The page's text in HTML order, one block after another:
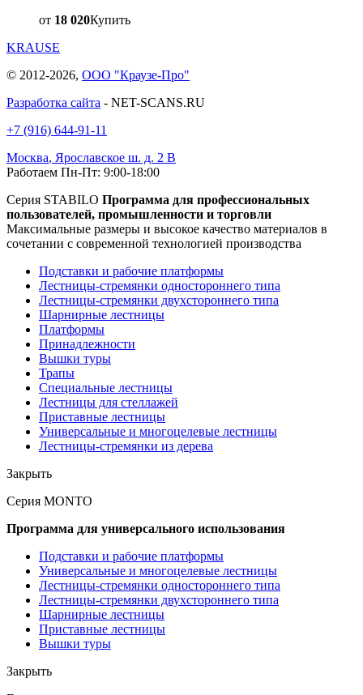
от 18 020Купить
KRAUSE
© 2012-2026, ООО "Краузе-Про"
Разработка сайта - NET-SCANS.RU
+7 (916) 644-91-11
Москва, Ярославское ш. д. 2 В
Работаем Пн-Пт: 9:00-18:00
Серия STABILO Программа для профессиональных
пользователей, промышленности и торговли
Максимальные размеры и высокое качество материалов в
сочетании с современной технологией производства
Подставки и рабочие платформы
Лестницы-стремянки одностороннего типа
Лестницы-стремянки двухстороннего типа
Шарнирные лестницы
Платформы
Принадлежности
Вышки туры
Трапы
Специальные лестницы
Лестницы для стеллажей
Приставные лестницы
Универсальные и многоцелевые лестницы
Лестницы-стремянки из дерева
Закрыть
Серия MONTO
Программа для универсального использования
Подставки и рабочие платформы
Универсальные и многоцелевые лестницы
Лестницы-стремянки одностороннего типа
Лестницы-стремянки двухстороннего типа
Шарнирные лестницы
Приставные лестницы
Вышки туры
Закрыть